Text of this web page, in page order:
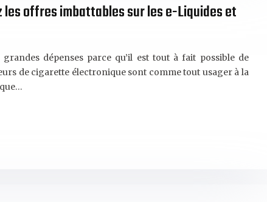
les offres imbattables sur les e-Liquides et
dépenses parce qu’il est tout à fait possible de
de cigarette électronique sont comme tout usager à la